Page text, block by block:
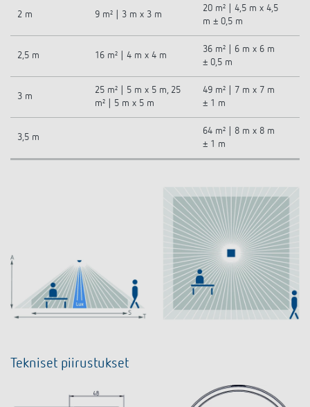
2 m 9 m² | 3 m x 3 m
20 m² | 4,5 m x 4,5
m ± 0,5 m
2,5 m 16 m² | 4 m x 4 m
36 m² | 6 m x 6 m
± 0,5 m
3 m
25 m² | 5 m x 5 m, 25
m² | 5 m x 5 m
49 m² | 7 m x 7 m
± 1 m
3,5 m
64 m² | 8 m x 8 m
± 1 m
Tekniset piirustukset